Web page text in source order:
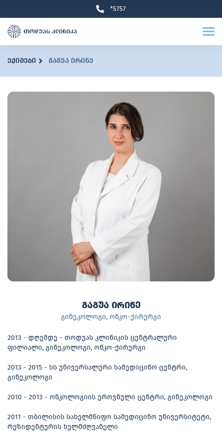
*5757
ექიმები გაგუა ირინე
გაგუა ირინე
გინეკოლოგი, ონკო-ქირურგი
2013 - დღემდე - თოდუას კლინიკის ცენტრალური
ფილიალი, გინეკოლოგი, ონკო-ქირურგი
2013 - 2015 - სს უნივერსალური სამედიცინო ცენტრი,
გინეკოლოგი
2010 - 2013 - ონკოლოგიის ეროვნული ცენტრი, გინეკოლოგი
2011 - თბილისის სახელმწიფო სამედიცინო უნივერსიტეტი,
რეზიდენტურის ხელმძღვანელი